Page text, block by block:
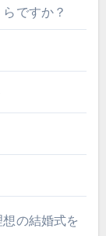
ですか？
の結婚式を